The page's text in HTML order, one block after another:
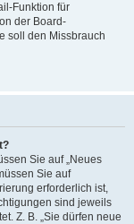
Funktion für
der Board-
soll den Missbrauch
Sie auf „Neues
Sie auf
erforderlich ist,
sind jeweils
Z. B. „Sie dürfen neue